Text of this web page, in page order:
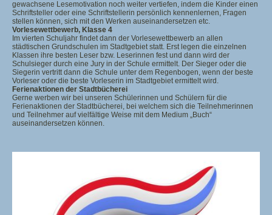
gewachsene Lesemotivation noch weiter vertiefen, indem die Kinder einen
Schriftsteller oder eine Schriftstellerin persönlich kennenlernen, Fragen
stellen können, sich mit den Werken auseinandersetzen etc.
Vorlesewettbewerb, Klasse 4
Im vierten Schuljahr findet dann der Vorlesewettbewerb an allen
städtischen Grundschulen im Stadtgebiet statt. Erst legen die einzelnen
Klassen ihre besten Leser bzw. Leserinnen fest und dann wird der
Schulsieger durch eine Jury in der Schule ermittelt. Der Sieger oder die
Siegerin vertritt dann die Schule unter dem Regenbogen, wenn der beste
Vorleser oder die beste Vorleserin im Stadtgebiet ermittelt wird.
Ferienaktionen der Stadtbücherei
Gerne werben wir bei unseren Schülerinnen und Schülern für die
Ferienaktionen der Stadtbücherei, bei welchem sich die Teilnehmerinnen
und Teilnehmer auf vielfältige Weise mit dem Medium „Buch“
auseinandersetzen können.